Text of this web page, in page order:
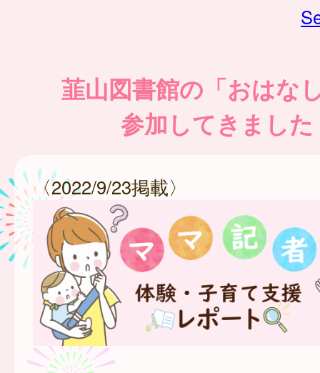
韮山図書館の「おはな
参加してきました
〈2022/9/23掲載〉